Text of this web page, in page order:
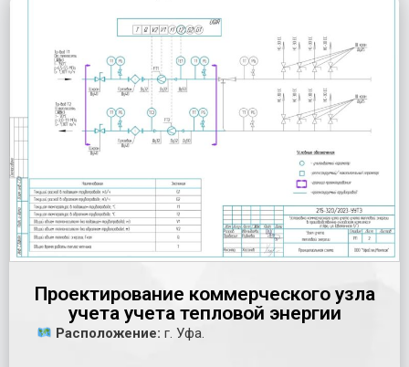
Проектирование коммерческого узла
учета учета тепловой энергии
Расположение: г. Уфа.